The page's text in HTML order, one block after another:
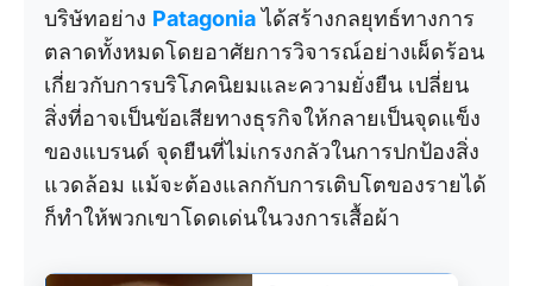
บริษัทอย่าง Patagoniaได้สร้างกลยุทธ์ทางการ
ตลาดทั้งหมดโดยอาศัยการวิจารณ์อย่างเผ็ดร้อน
เกี่ยวกับการบริโภคนิยมและความยั่งยืน เปลี่ยน
สิ่งที่อาจเป็นข้อเสียทางธุรกิจให้กลายเป็นจุดแข็ง
ของแบรนด์ จุดยืนที่ไม่เกรงกลัวในการปกป้องสิ่ง
แวดล้อม แม้จะต้องแลกกับการเติบโตของรายได้
ก็ทำให้พวกเขาโดดเด่นในวงการเสื้อผ้า